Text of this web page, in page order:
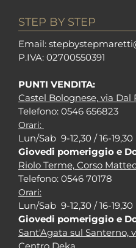
STEP BY STEP
Email: stepbystepm
P.IVA: 02700550391
PUNTI VENDITA:
Castel Bolognese, via Dal
Telefono: 0546 656823
Orari:
Lun/Sab 9-12,30 / 16-19,30
Giovedi pomeriggio e
Riolo Terme, Corso
Telefono: 0546 70178
Orari:
Lun/Sab 9-12,30 / 16-19,30
Giovedi pomeriggio e
Sant'Agata sul Santerno,